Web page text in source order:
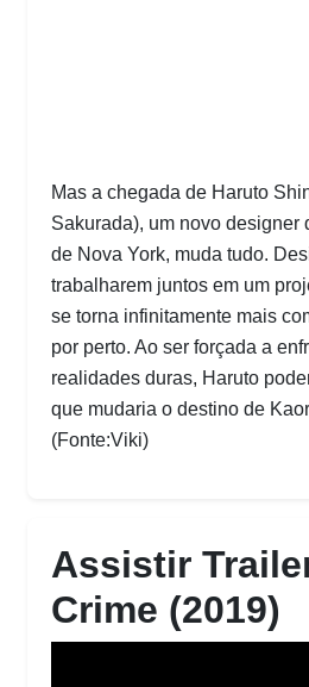
Mas a chegada de Haruto
Sakurada), um novo designer
de Nova York, muda tudo.
trabalharem juntos em um
se torna infinitamente mais
por perto. Ao ser forçada a
realidades duras, Haruto
que mudaria o destino de
(Fonte:Viki)
Assistir
Crime (2019)